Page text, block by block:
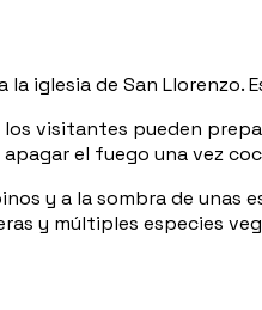
iglesia de San
visitantes pueden
el fuego una vez
y a la sombra de
y múltiples especies